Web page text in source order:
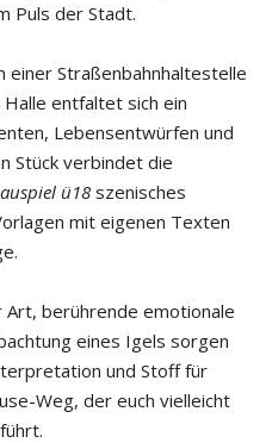
Puls der Stadt.
einer Straßenbahnhaltestelle
entfaltet sich ein
Lebensentwürfen und
Stück verbindet die
ü18 szenisches
mit eigenen Texten
berührende emotionale
eines Igels sorgen
und Stoff für
Weg, der euch vielleicht